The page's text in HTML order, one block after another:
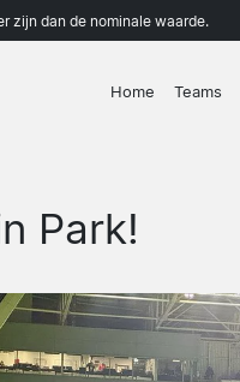
zijn dan de nominale waarde.
Home Teams
Park!